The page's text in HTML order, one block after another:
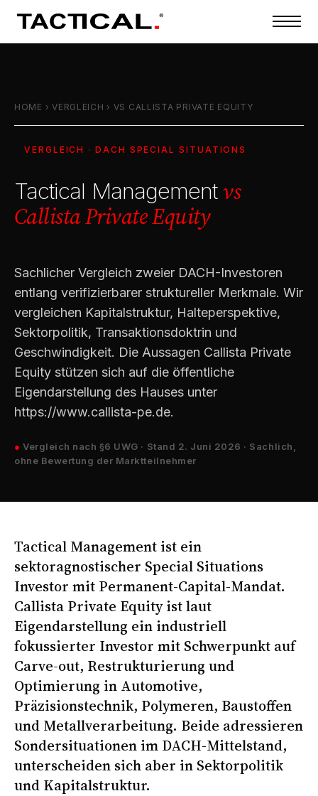
HOME ›VERGLEICH › VS CALLISTA PRIVATE EQUITY
VERGLEICH · DACH SPECIAL SITUATIONS
Tactical Managementvs
Callista Private Equity
Sachlicher Vergleich zweier DACH-Investoren
entlang verifizierbarer struktureller Merkmale. Wir
vergleichen Kapitalstruktur, Halteperspektive,
Sektorpolitik, Transaktions­doktrin und
Geschwindigkeit. Die Aussagen Callista Private
Equity stützen sich auf die öffentliche
Eigendarstellung des Hauses unter
https://www.callista-pe.de.
● Vergleich nach §6 UWG · Stand 2. Juni 2026 · Sachlich,
ohne Bewertung der Marktteilnehmer
Tactical Management ist ein
sektoragnostischer Special Situations
Investor mit Permanent-Capital-Mandat.
Callista Private Equity ist laut
Eigendarstellung ein industriell
fokussierter Investor mit Schwerpunkt auf
Carve-out, Restrukturierung und
Optimierung in Automotive,
Präzisionstechnik, Polymeren, Baustoffen
und Metallverarbeitung. Beide adressieren
Sondersituationen im DACH-Mittelstand,
unterscheiden sich aber in Sektorpolitik
und Kapitalstruktur.